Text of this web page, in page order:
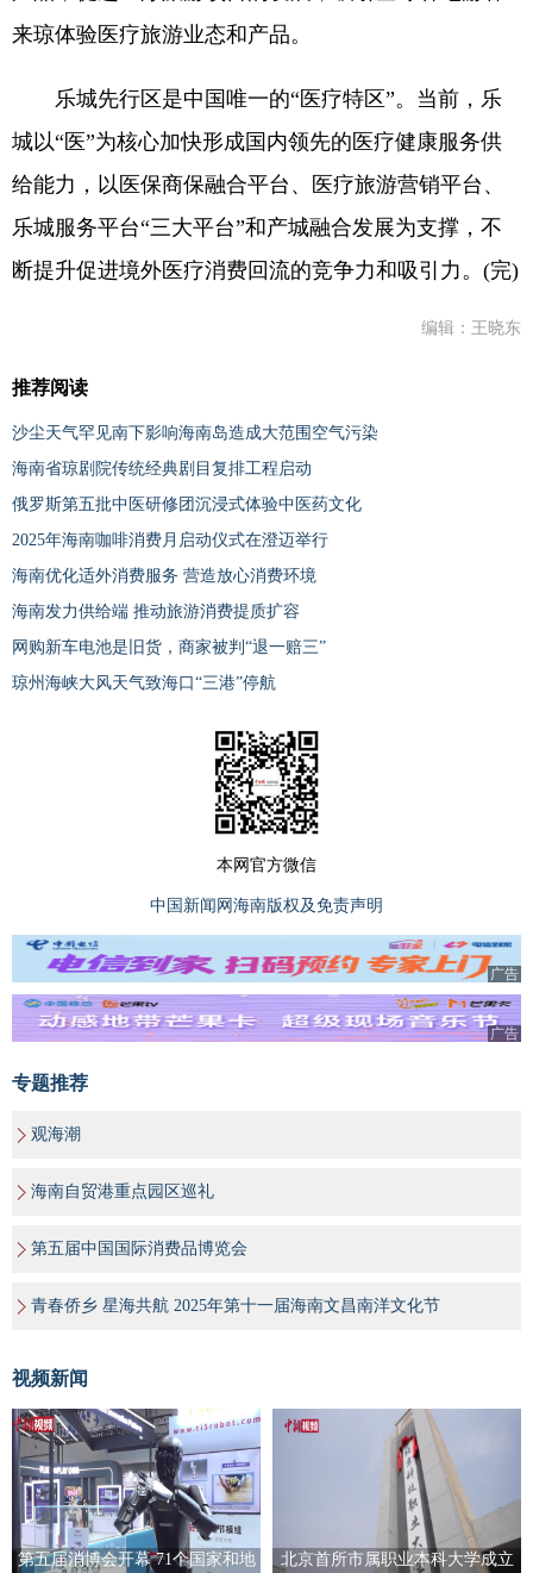
来琼体验医疗旅游业态和产品。
乐城先行区是中国唯一的“医疗特区”。当前，乐
城以“医”为核心加快形成国内领先的医疗健康服务供
给能力，以医保商保融合平台、医疗旅游营销平台、
乐城服务平台“三大平台”和产城融合发展为支撑，不
断提升促进境外医疗消费回流的竞争力和吸引力。(完)
编辑：王晓东
推荐阅读
沙尘天气罕见南下影响海南岛造成大范围空气污染
海南省琼剧院传统经典剧目复排工程启动
俄罗斯第五批中医研修团沉浸式体验中医药文化
2025年海南咖啡消费月启动仪式在澄迈举行
海南优化适外消费服务 营造放心消费环境
海南发力供给端 推动旅游消费提质扩容
网购新车电池是旧货，商家被判“退一赔三”
琼州海峡大风天气致海口“三港”停航
本网官方微信
中国新闻网海南版权及免责声明
广告
广告
专题推荐
观海潮
海南自贸港重点园区巡礼
第五届中国国际消费品博览会
青春侨乡 星海共航 2025年第十一届海南文昌南洋文化节
视频新闻
第五届消博会开幕 71个国家和地
北京首所市属职业本科大学成立